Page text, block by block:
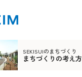
SEKISUIのまちづくり
まちづくりの考え方